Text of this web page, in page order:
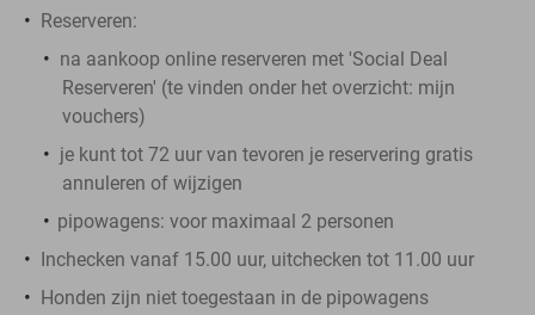
Reserveren:
na aankoop online reserveren met 'Social Deal
Reserveren' (te vinden onder het overzicht: mijn
vouchers)
je kunt tot 72 uur van tevoren je reservering gratis
annuleren of wijzigen
pipowagens: voor maximaal 2 personen
Inchecken vanaf 15.00 uur, uitchecken tot 11.00 uur
Honden zijn niet toegestaan in de pipowagens